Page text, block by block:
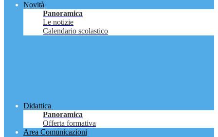
Novità
Panoramica
Le notizie
Calendario scolastico
Didattica
Panoramica
Offerta formativa
Area Comunicazioni